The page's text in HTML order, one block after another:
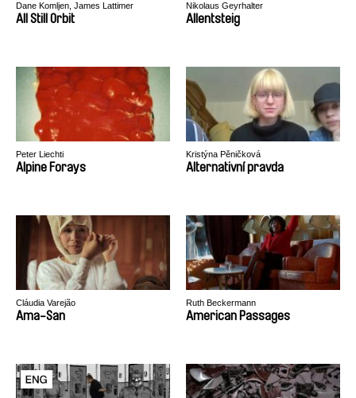
Dane Komljen, James Lattimer
All Still Orbit
Nikolaus Geyrhalter
Allentsteig
Peter Liechti
Alpine Forays
Kristýna Pěničková
Alternativní pravda
Cláudia Varejão
Ama-San
Ruth Beckermann
American Passages